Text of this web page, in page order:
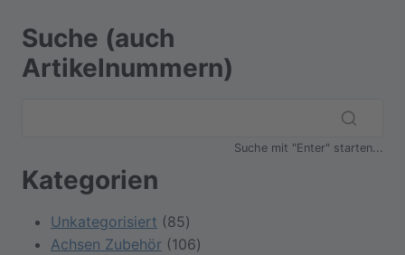
Suche (auch
Artikelnummern)
Suche mit "Enter" starten...
Kategorien
Unkategorisiert 8585
Produkte
Achsen Zubehör 106106